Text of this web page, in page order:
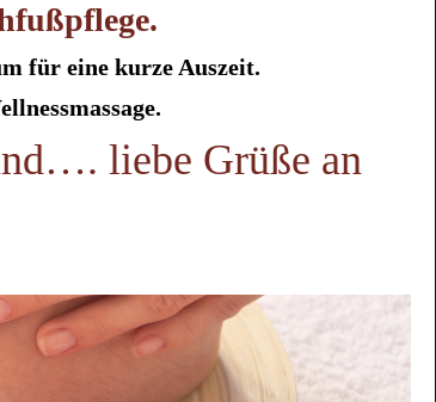
für eine kurze Auszeit.
liebe Grüße an